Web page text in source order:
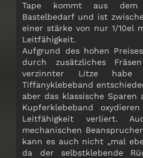
Tape kommt aus
Bastelbedarf und ist
einer stärke von nur 1/10el
Leitfähigkeit.
Aufgrund des hohen
durch zusätzliches
verzinnter Litze
Tiffanyklebeband
aber das klassische Sparen
Kupferklebeband
Leitfähigkeit verliert.
mechanischen
kann es auch nicht „mal
da der selbstklebende